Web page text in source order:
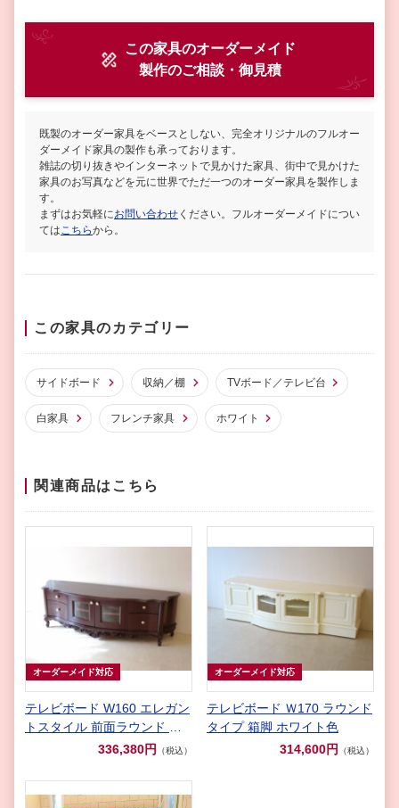
この家具のオーダーメイド
製作のご相談・御見積
既製のオーダー家具をベースとしない、完全オリジナルのフルオー
ダーメイド家具の製作も承っております。
雑誌の切り抜きやインターネットで見かけた家具、街中で見かけた
家具のお写真などを元に世界でただ一つのオーダー家具を製作しま
す。
まずはお気軽にお問い合わせ ください。フルオーダーメイドについ
ては こちらから。
この家具のカテゴリー
サイドボード 収納／棚 TVボード／テレビ台
白家具 フレンチ家具 ホワイト
関連商品はこちら
オーダーメイド対応
テレビボード W160 エレガン
トスタイル 前面ラウンド 引
出し４杯 ブラウン色
336,380円 （税込）
オーダーメイド対応
テレビボード Ｗ170 ラウンド
タイプ 箱脚 ホワイト色
314,600円
（税込）